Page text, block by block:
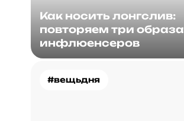
Как носить лонгслив:
повторяем три образа
инфлюенсеров
#вещьдня